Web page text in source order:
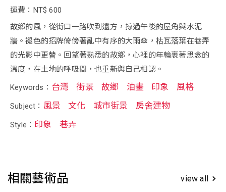
運費：NT$ 600
故鄉的風，從街口一路吹到遠方，掠過午後的屋角與水泥
牆。褪色的招牌倚傍著亂中有序的大雨傘，枯瓦落葉在巷弄
的光影中更替。回望著熟悉的故鄉，心裡的年輪裹著思念的
溫度，在土地的呼吸間，也重新與自己相認。
Keywords： 台灣 街景 故鄉 油畫 印象 風格
Subject： 風景 文化 城市街景 房舍建物
Style： 印象 巷弄
相關藝術品 view all